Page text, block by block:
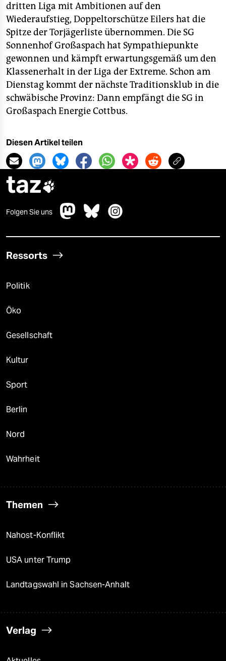
dritten Liga mit Ambitionen auf den
Wiederaufstieg, Doppeltorschütze Eilers hat die
Spitze der Torjägerliste übernommen. Die SG
Sonnenhof Großaspach hat Sympathiepunkte
gewonnen und kämpft erwartungsgemäß um den
Klassenerhalt in der Liga der Extreme. Schon am
Dienstag kommt der nächste Traditionsklub in die
schwäbische Provinz: Dann empfängt die SG in
Großaspach Energie Cottbus.
Diesen Artikel teilen
taz
Folgen Sie uns
Ressorts
Politik
Öko
Gesellschaft
Kultur
Sport
Berlin
Nord
Wahrheit
Themen
Nahost-Konflikt
USA unter Trump
Landtagswahl in Sachsen-Anhalt
Verlag